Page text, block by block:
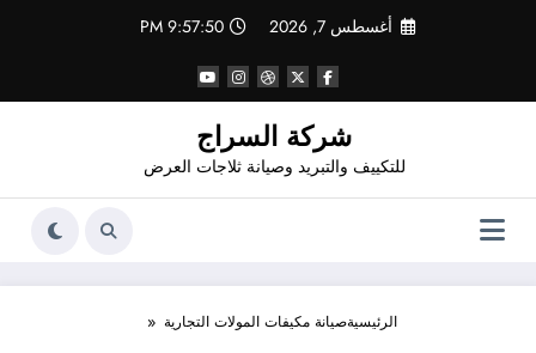
أغسطس 7, 2026 9:57:51 PM
شركة السراج
للتكييف والتبريد وصيانة ثلاجات العرض
الرئيسيةصيانة مكيفات المولات التجارية